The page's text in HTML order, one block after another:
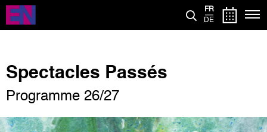
Aller
contenu
FR
DE
Spectacles Passés
Programme 26/27